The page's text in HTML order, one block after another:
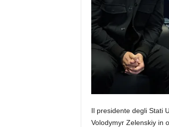
Il presidente degli Stati
Volodymyr Zelenskiy in